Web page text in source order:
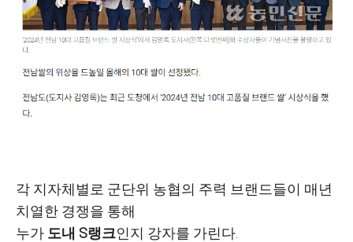
각 지자체별로 군단위 농협의 주력 브랜드들이 매년
치열한 경쟁을 통해
누가 도내 S랭크인지 강자를 가린다.